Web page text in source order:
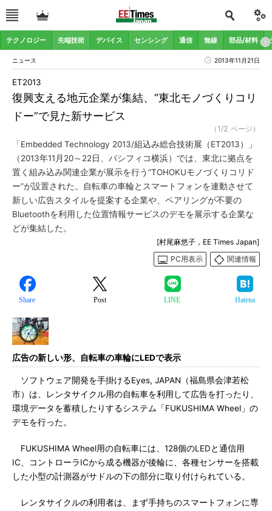
テクノロジー 先端技術 デバイス センシング 通信 無線 部品/材料
ニュース 2013年11月21日
復興支える地元企業が集結、“東北モノづくりコリ
ドー”で見た新サービス
ET2013
（1/2 ページ）
「Embedded Technology 2013/組込み総合技術展（ET2013）」
（2013年11月20～22日、パシフィコ横浜）では、東北に拠点を
置く組み込み関連企業が展示を行う“TOHOKUモノづくりコリド
ー”が設置された。自転車の車輪とスマートフォンを連動させて
新しい広告スタイルを提案する企業や、ペアリングが不要の
Bluetoothを利用した位置情報サービスのデモを展示する企業な
どが集結した。
[村尾麻悠子，EE Times Japan]
PC用表示
関連情報
Share Post LINE Hatena
広告の新しい形、自転車の車輪にLEDで表示
ソフトウェア開発を手掛けるEyes, JAPAN（福島県会津若松
市）は、レンタサイクル用の自転車を利用して広告を打ったり、
環境データを蓄積したりするシステム「FUKUSHIMA Wheel」の
デモを行った。
FUKUSHIMA Wheel用の自転車には、128個のLEDと通信用
IC、コントローラICから成る機器が後輪に、各種センサーを搭載
した小型の計測器がサドルの下の部分に取り付けられている。
レンタサイクルの利用者は、まず手持ちのスマートフォンに専